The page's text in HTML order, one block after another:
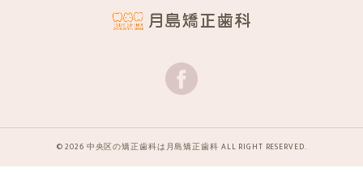
© 2026 中央区の矯正歯科は月島矯正歯科 ALL RIGHT RESERVED.